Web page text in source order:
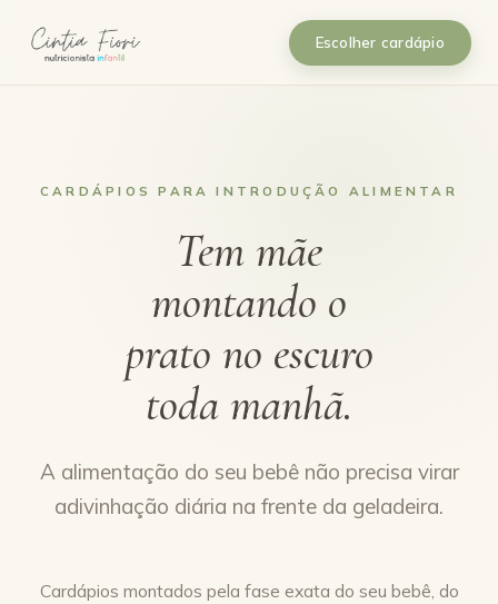
Escolher cardápio
CARDÁPIOS PARA INTRODUÇÃO ALIMENTAR
Tem mãe
montando o
prato no escuro
toda manhã.
A alimentação do seu bebê não precisa virar
adivinhação diária na frente da geladeira.
🔊 Toque para ativar o som
Cardápios montados pela fase exata do seu bebê, do